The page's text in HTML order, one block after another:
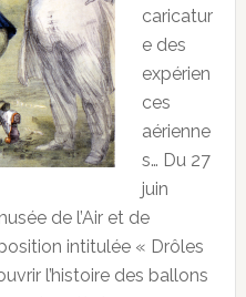
caricatur
e des
expérien
ces
aérienne
s… Du 27
juin
de l’Air et de
intitulée « Drôles
l’histoire des ballons